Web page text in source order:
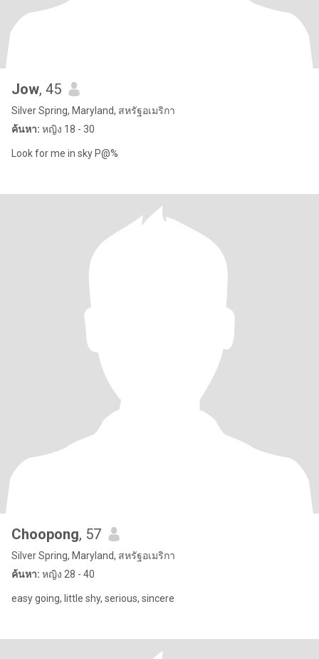
Jow, 45
Silver Spring, Maryland, สหรัฐอเมริกา
ค้นหา: หญิง 18 - 30
Look for me in sky P@%
Choopong, 57
Silver Spring, Maryland, สหรัฐอเมริกา
ค้นหา: หญิง 28 - 40
easy going, little shy, serious, sincere